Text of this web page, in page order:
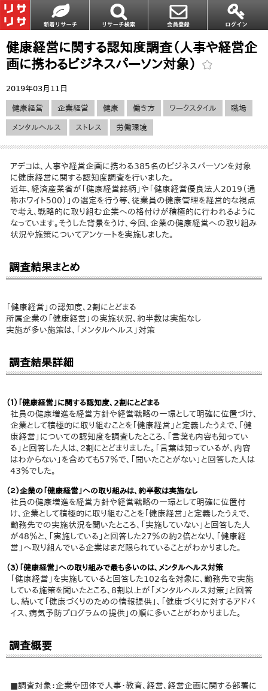
健康経営に関する認知度調査（人事や経営企
画に携わるビジネスパーソン対象）
2019年03月11日
健康経営 企業経営 健康 働き方 ワークスタイル 職場
メンタルヘルス ストレス 労働環境
アデコは、人事や経営企画に携わる385名のビジネスパーソンを対象
に健康経営に関する認知度調査を行いました。
近年、経済産業省が「健康経営銘柄」や「健康経営優良法人2019（通
称ホワイト500）」の選定を行う等、従業員の健康管理を経営的な視点
で考え、戦略的に取り組む企業への格付けが積極的に行われるように
なっています。そうした背景をうけ、今回、企業の健康経営への取り組み
状況や施策についてアンケートを実施しました。
調査結果まとめ
「健康経営」の認知度、2割にとどまる
所属企業の「健康経営」の実施状況、約半数は実施なし
実施が多い施策は、「メンタルヘルス」対策
調査結果詳細
（１）「健康経営」に関する認知度、2割にとどまる
社員の健康増進を経営方針や経営戦略の一環として明確に位置づけ、
企業として積極的に取り組むことを「健康経営」と定義したうえで、「健
康経営」についての認知度を調査したところ、「言葉も内容も知ってい
る」と回答した人は、２割にとどまりました。「言葉は知っているが、内容
はわからない」を含めても57％で、「聞いたことがない」と回答した人は
43％でした。
（２）企業の「健康経営」への取り組みは、約半数は実施なし
社員の健康増進を経営方針や経営戦略の一環として明確に位置付
け、企業として積極的に取り組むことを「健康経営」と定義したうえで、
勤務先での実施状況を聞いたところ、「実施していない」と回答した人
が48％と、「実施している」と回答した27％の約2倍となり、「健康経
営」へ取り組んでいる企業はまだ限られていることがわかりました。
（３）「健康経営」への取り組みで最も多いのは、メンタルヘルス対策
「健康経営」を実施していると回答した102名を対象に、勤務先で実施
している施策を聞いたところ、8割以上が「メンタルヘルス対策」と回答
し、続いて「健康づくりのための情報提供」、「健康づくりに対するアドバ
イス、病気予防プログラムの提供」の順に多いことがわかりました。
調査概要
■調査対象：企業や団体で人事・教育、経営、経営企画に関する部署に